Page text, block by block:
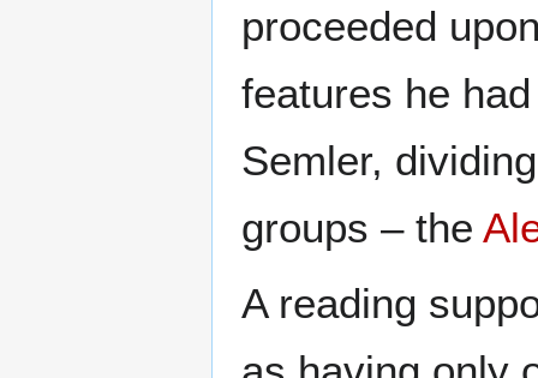
proceeded
features he
Semler,
groups – the
A reading